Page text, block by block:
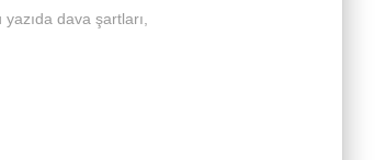
dava şartları,